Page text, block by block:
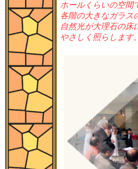
ホールくらいの空間
各階の大きなガラス
自然光が大理石の床
やさしく照らします。